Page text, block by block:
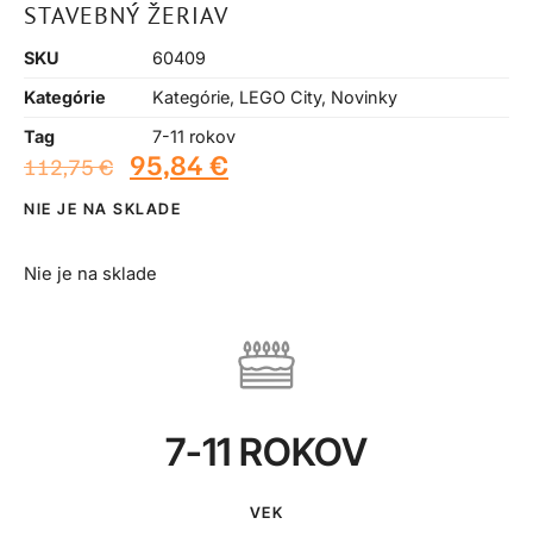
STAVEBNÝ ŽERIAV
SKU
60409
Kategórie
Kategórie, LEGO City, Novinky
Tag
7-11 rokov
112,75€ 95,84 €
NIE JE NA SKLADE
Nie je na sklade
7-11 ROKOV
VEK